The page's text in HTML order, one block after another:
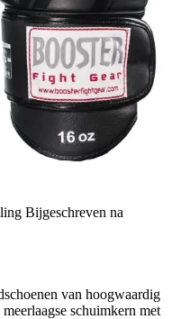
Bijgeschreven na
van hoogwaardig
schuimkern met